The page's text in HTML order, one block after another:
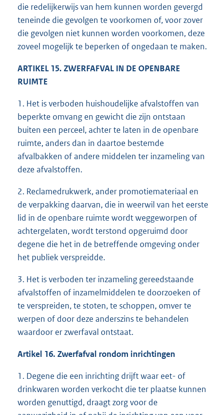
die redelijkerwijs van hem kunnen worden gevergd
teneinde die gevolgen te voorkomen of, voor zover
die gevolgen niet kunnen worden voorkomen, deze
zoveel mogelijk te beperken of ongedaan te maken.
ARTIKEL 15. ZWERFAFVAL IN DE OPENBARE
RUIMTE
1. Het is verboden huishoudelijke afvalstoffen van
beperkte omvang en gewicht die zijn ontstaan
buiten een perceel, achter te laten in de openbare
ruimte, anders dan in daartoe bestemde
afvalbakken of andere middelen ter inzameling van
deze afvalstoffen.
2. Reclamedrukwerk, ander promotiemateriaal en
de verpakking daarvan, die in weerwil van het eerste
lid in de openbare ruimte wordt weggeworpen of
achtergelaten, wordt terstond opgeruimd door
degene die het in de betreffende omgeving onder
het publiek verspreidde.
3. Het is verboden ter inzameling gereedstaande
afvalstoffen of inzamelmiddelen te doorzoeken of
te verspreiden, te stoten, te schoppen, omver te
werpen of door deze anderszins te behandelen
waardoor er zwerfaval ontstaat.
Artikel 16. Zwerfafval rondom inrichtingen
1. Degene die een inrichting drijft waar eet- of
drinkwaren worden verkocht die ter plaatse kunnen
worden genuttigd, draagt zorg voor de